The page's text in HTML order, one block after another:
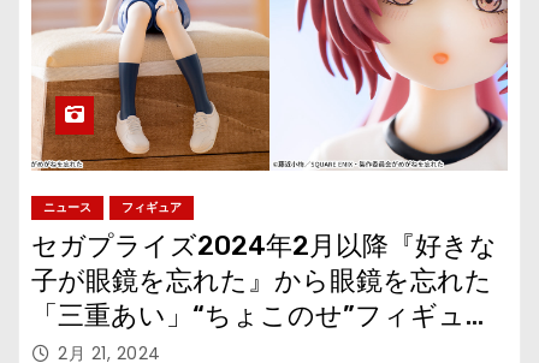
ニュース フィギュア
セガプライズ2024年2月以降『好きな
子が眼鏡を忘れた』から眼鏡を忘れた
「三重あい」“ちょこのせ”フィギュア
が登場
2月 21, 2024